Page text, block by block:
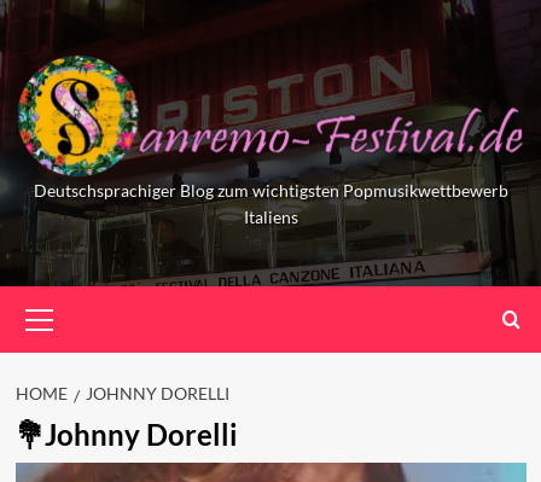
Skip
to
content
Deutschsprachiger Blog zum wichtigsten Popmusikwettbewerb
Italiens
Menu
HOME JOHNNY DORELLI
Johnny Dorelli